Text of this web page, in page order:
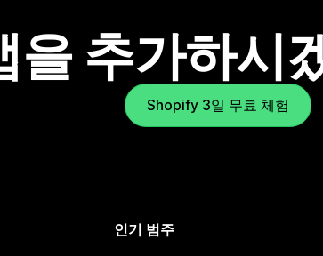
을 추가하시
Shopify 3일 무료 체험
인기 범주